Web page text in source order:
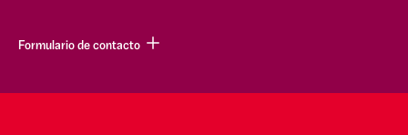
Formulario de contacto